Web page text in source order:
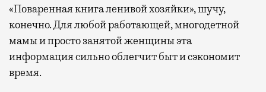
«Поваренная книга ленивой хозяйки», шучу,
конечно. Для любой работающей, многодетной
мамы и просто занятой женщины эта
информация сильно облегчит быт и сэкономит
время.